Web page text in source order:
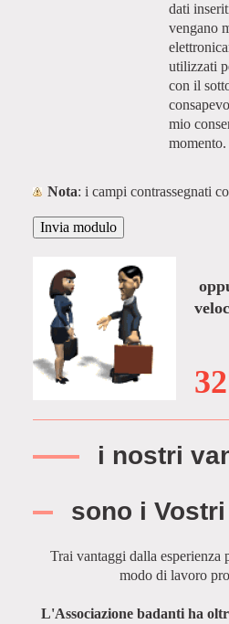
dati
vengano
utilizzati
con il
mio
momento.
Nota : i campi contrassegnati
i nostri
sono i
Trai vantaggi dalla esperienza
modo di lavoro
L'Associazione badanti ha